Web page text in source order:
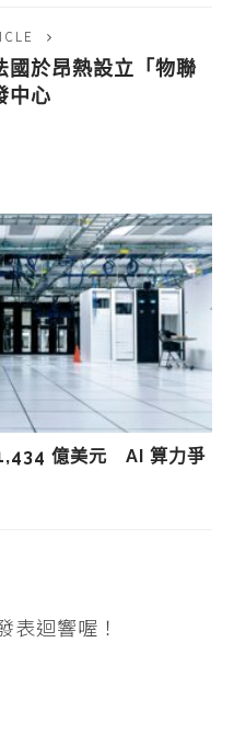
於昂熱設立「物聯
中心
億美元 AI 算力爭
表迴響喔！